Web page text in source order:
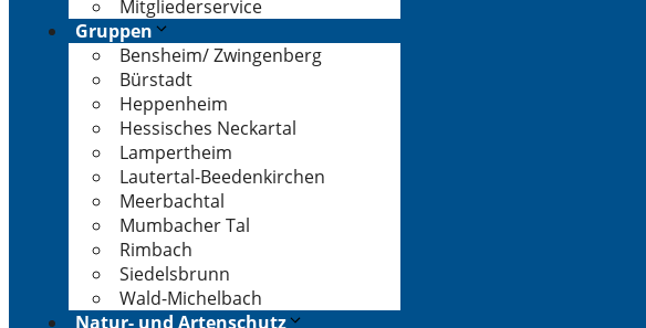
Mitgliederservice
Gruppen
Bensheim/ Zwingenberg
Bürstadt
Heppenheim
Hessisches Neckartal
Lampertheim
Lautertal-Beedenkirchen
Meerbachtal
Mumbacher Tal
Rimbach
Siedelsbrunn
Wald-Michelbach
Natur- und Artenschutz